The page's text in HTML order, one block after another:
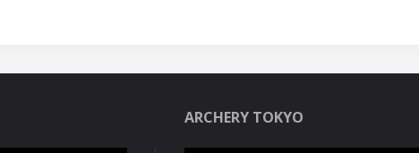
ARCHERY TOKYO